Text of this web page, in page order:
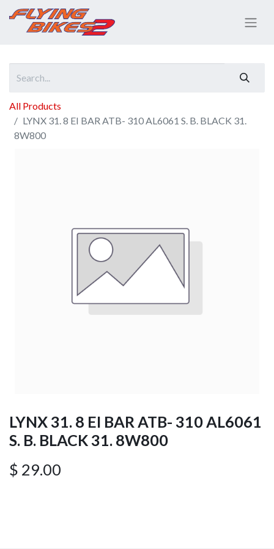
All Products
LYNX 31. 8 EI BAR ATB- 310 AL6061 S. B. BLACK 31.
8W800
LYNX 31. 8 EI BAR ATB- 310 AL6061
S. B. BLACK 31. 8W800
$ 29.00